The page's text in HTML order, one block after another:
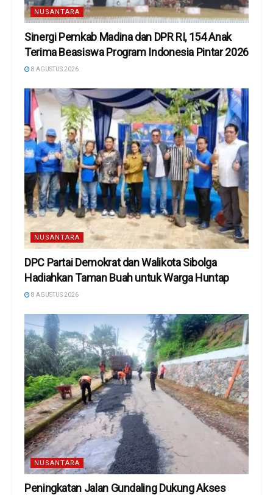
NUSANTARA
Sinergi Pemkab Madina dan DPR RI, 154 Anak
Terima Beasiswa Program Indonesia Pintar 2026
8 AGUSTUS 2026
NUSANTARA
DPC Partai Demokrat dan Walikota Sibolga
Hadiahkan Taman Buah untuk Warga Huntap
8 AGUSTUS 2026
NUSANTARA
Peningkatan Jalan Gundaling Dukung Akses